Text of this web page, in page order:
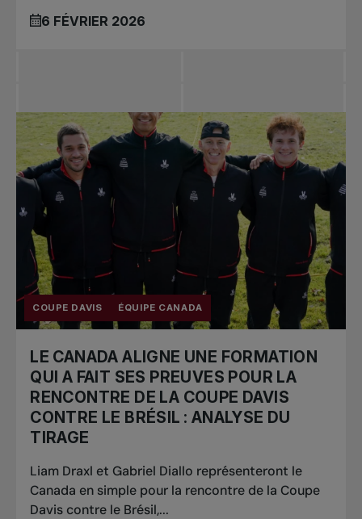
6 FÉVRIER 2026
COUPE DAVIS ÉQUIPE CANADA
LE CANADA ALIGNE UNE FORMATION
QUI A FAIT SES PREUVES POUR LA
RENCONTRE DE LA COUPE DAVIS
CONTRE LE BRÉSIL : ANALYSE DU
TIRAGE
Liam Draxl et Gabriel Diallo représenteront le
Canada en simple pour la rencontre de la Coupe
Davis contre le Brésil,...